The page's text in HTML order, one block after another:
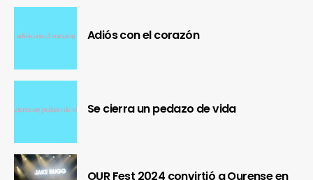
Adiós con el corazón
Se cierra un pedazo de vida
OUR Fest 2024 convirtió a Ourense en